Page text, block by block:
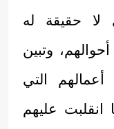
لا حقيقة له
وتبين
التي
انقلبت عليهم